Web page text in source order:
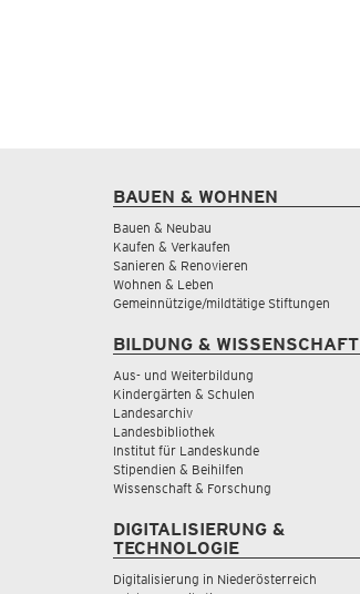
BAUEN & WOHNEN
Bauen & Neubau
Kaufen & Verkaufen
Sanieren & Renovieren
Wohnen & Leben
Gemeinnützige/mildtätige Stiftungen
BILDUNG & WISSENSCHAFT
Aus- und Weiterbildung
Kindergärten & Schulen
Landesarchiv
Landesbibliothek
Institut für Landeskunde
Stipendien & Beihilfen
Wissenschaft & Forschung
DIGITALISIERUNG &
TECHNOLOGIE
Digitalisierung in Niederösterreich